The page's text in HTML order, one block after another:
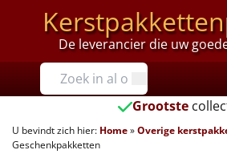
Kerstpakketten
De leverancier die uw
Prijzen
Tot €25
€25 tot €35
Grootste
U bevindt zich hier: Home»Overige
Geschenkpakketten